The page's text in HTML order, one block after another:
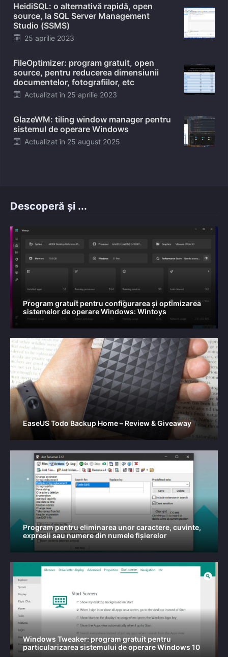
HeidiSQL: o alternativă rapidă, open
source, la SQL Server Management
Studio (SSMS)
Posted
25 aprilie 2023
FileOptimizer: program gratuit, open
source, pentru reducerea dimensiunii
documentelor, fotografiilor, etc
Posted
Actualizat în 25 aprilie 2023
GlazeWM: tiling window manager pentru
sistemul de operare Windows
Posted
Actualizat în 25 august 2025
Descoperă și ...
Program gratuit pentru configurarea și optimizarea
sistemelor de operare Windows: Wintoys
EaseUS Todo Backup Home – Review & Giveaway
Program pentru eliminarea unor caractere, cuvinte,
expresii sau numere din numele fișierelor
Windows Tweaker: program gratuit pentru
particularizarea sistemului de operare Windows 10